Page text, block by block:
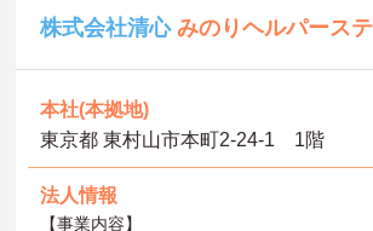
株式会社清心みのりヘルパース
本社(本拠地)
東京都 東村山市本町2-24-1 1階
法人情報
【事業内容】